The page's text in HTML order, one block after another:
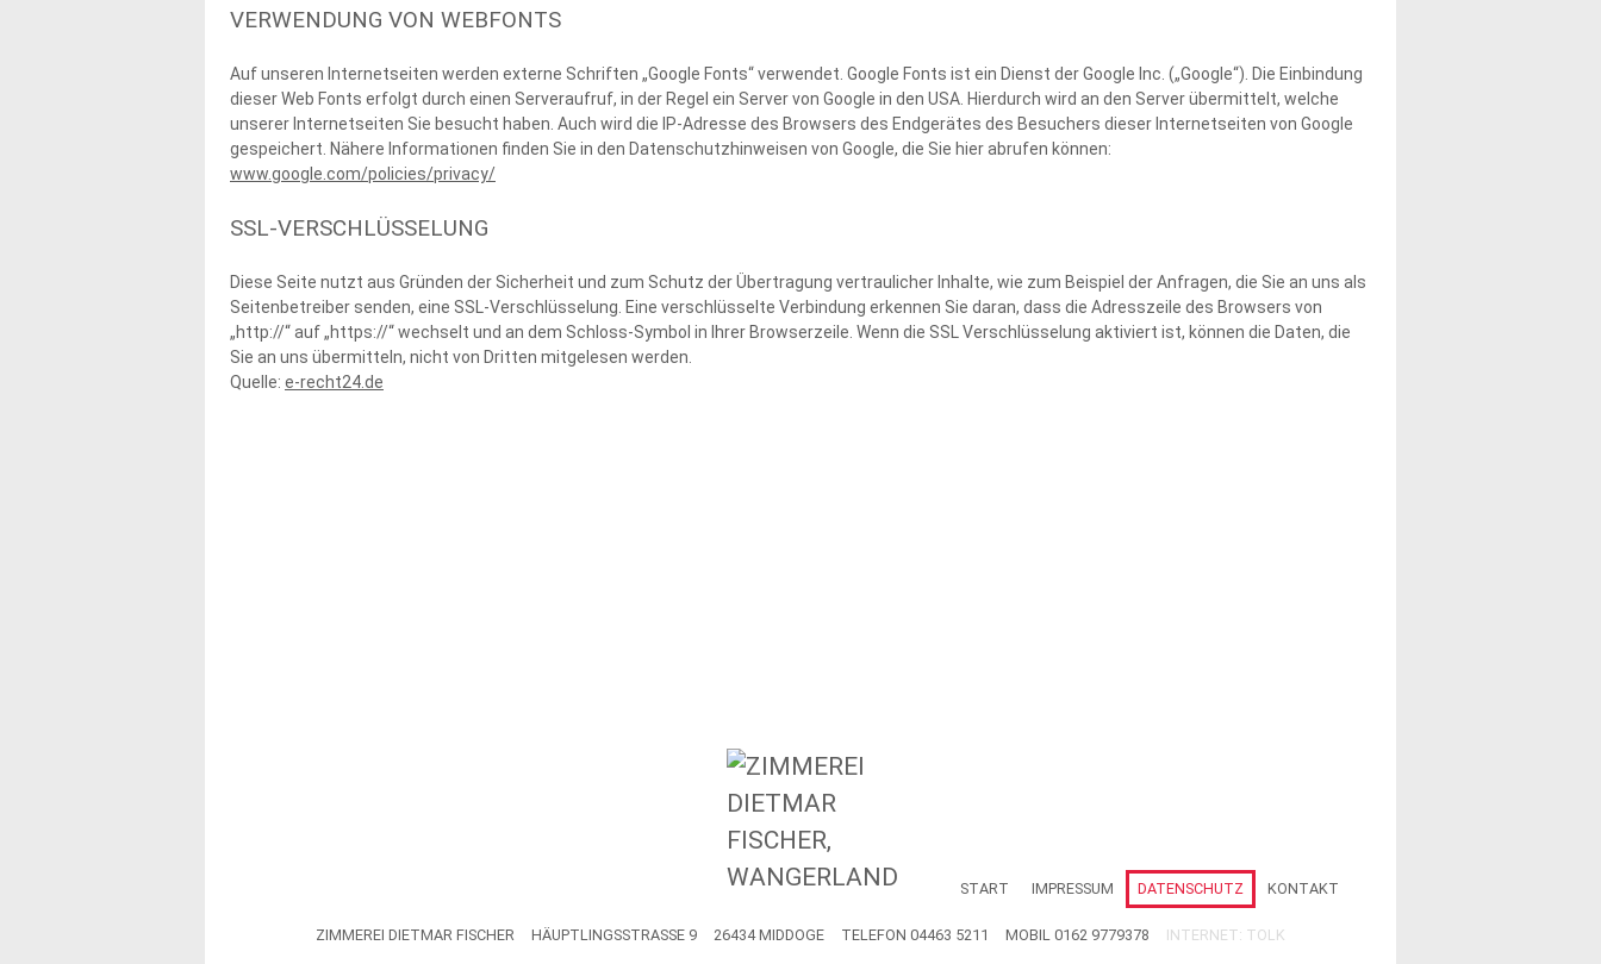
VERWENDUNG VON WEBFONTS
Auf unseren Internetseiten werden externe Schriften „Google Fonts“ verwendet. Google Fonts ist ein Dienst der Google Inc. („Google“). Die Einbindung
dieser Web Fonts erfolgt durch einen Serveraufruf, in der Regel ein Server von Google in den USA. Hierdurch wird an den Server übermittelt, welche
unserer Internetseiten Sie besucht haben. Auch wird die IP-Adresse des Browsers des Endgerätes des Besuchers dieser Internetseiten von Google
gespeichert. Nähere Informationen finden Sie in den Datenschutzhinweisen von Google, die Sie hier abrufen können:
www.google.com/policies/privacy/
SSL-VERSCHLÜSSELUNG
Diese Seite nutzt aus Gründen der Sicherheit und zum Schutz der Übertragung vertraulicher Inhalte, wie zum Beispiel der Anfragen, die Sie an uns als
Seitenbetreiber senden, eine SSL-Verschlüsselung. Eine verschlüsselte Verbindung erkennen Sie daran, dass die Adresszeile des Browsers von
„http://“ auf „https://“ wechselt und an dem Schloss-Symbol in Ihrer Browserzeile. Wenn die SSL Verschlüsselung aktiviert ist, können die Daten, die
Sie an uns übermitteln, nicht von Dritten mitgelesen werden.
Quelle: e-recht24.de
START IMPRESSUM DATENSCHUTZ KONTAKT
ZIMMEREI DIETMAR FISCHER HÄUPTLINGSSTRASSE 9 26434 MIDDOGE TELEFON 04463 5211 MOBIL 0162 9779378 INTERNET: TOLK